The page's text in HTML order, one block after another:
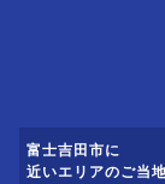
富士吉田市に
近いエリアのご当